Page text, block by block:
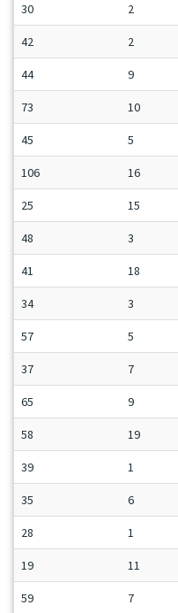
30 2
42 2
44 9
73 10
45 5
106 16
25 15
48 3
41 18
34 3
57 5
37 7
65 9
58 19
39 1
35 6
28 1
19 11
59 7